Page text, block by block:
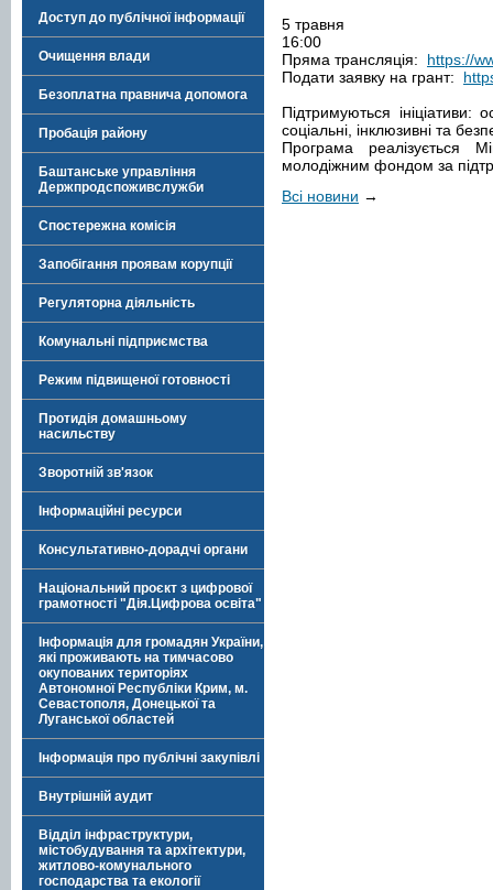
Доступ до публічної інформації
Очищення влади
Безоплатна правнича допомога
Пробація району
Баштанське управління
Держпродспоживслужби
Спостережна комісія
Запобігання проявам корупції
Регуляторна діяльність
Комунальні підприємства
Режим підвищеної готовності
Протидія домашньому
насильству
Зворотній зв'язок
Інформаційні ресурси
Консультативно-дорадчі органи
Національний проєкт з цифрової
грамотності "Дія.Цифрова освіта"
Інформація для громадян України,
які проживають на тимчасово
окупованих територіях
Автономної Республіки Крим, м.
Севастополя, Донецької та
Луганської областей
Інформація про публічні закупівлі
Внутрішній аудит
Відділ інфраструктури,
містобудування та архітектури,
житлово-комунального
господарства та екології
5 травня
16:00
Пряма трансляція: https://
Подати заявку на грант:
Підтримуються ініціативи:
соціальні, інклюзивні та
Програма реалізується
молодіжним фондом за
Всі новини →